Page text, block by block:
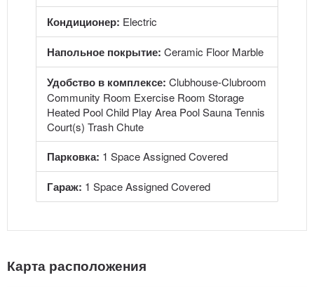
Кондиционер: Electric
Напольное покрытие: Ceramic Floor Marble
Удобство в комплексе: Clubhouse-Clubroom
Community Room Exercise Room Storage
Heated Pool Child Play Area Pool Sauna Tennis
Court(s) Trash Chute
Парковка: 1 Space Assigned Covered
Гараж: 1 Space Assigned Covered
Карта расположения